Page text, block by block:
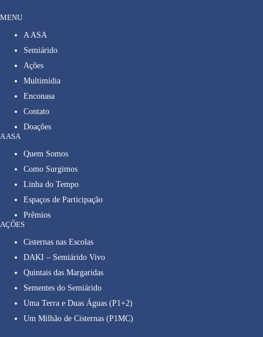
MENU
A ASA
Semiárido
Ações
Multimídia
Enconasa
Contato
Doações
A ASA
Quem Somos
Como Surgimos
Linha do Tempo
Espaços de Participação
Prêmios
AÇÕES
Cisternas nas Escolas
DAKI – Semiárido Vivo
Quintais das Margaridas
Sementes do Semiárido
Uma Terra e Duas Águas (P1+2)
Um Milhão de Cisternas (P1MC)